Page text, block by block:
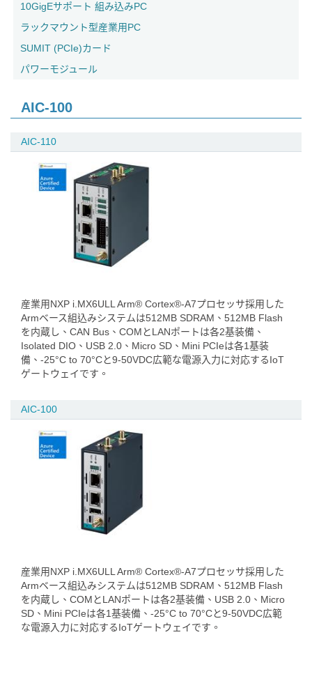
10GigEサポート 組み込みPC
ラックマウント型産業用PC
SUMIT (PCIe)カード
パワーモジュール
AIC-100
AIC-110
産業用NXP i.MX6ULL Arm® Cortex®-A7プロセッサ採用した
Armベース組込みシステムは512MB SDRAM、512MB Flash
を内蔵し、CAN Bus、COMとLANポートは各2基装備、
Isolated DIO、USB 2.0、Micro SD、Mini PCIeは各1基装
備、-25°C to 70°Cと9-50VDC広範な電源入力に対応するIoT
ゲートウェイです。
AIC-100
産業用NXP i.MX6ULL Arm® Cortex®-A7プロセッサ採用した
Armベース組込みシステムは512MB SDRAM、512MB Flash
を内蔵し、COMとLANポートは各2基装備、USB 2.0、Micro
SD、Mini PCIeは各1基装備、-25°C to 70°Cと9-50VDC広範
な電源入力に対応するIoTゲートウェイです。